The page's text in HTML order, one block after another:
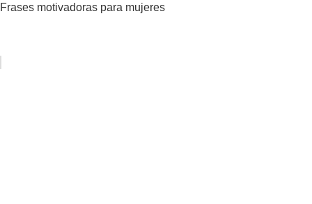
Frases motivadoras para mujeres